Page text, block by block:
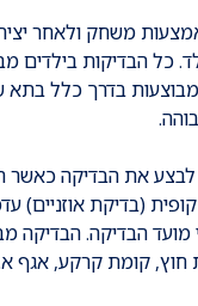
משחק ולאחר
כל הבדיקות בילדים
בדרך כלל בתא
את הבדיקה כאשר
(בדיקת אוזניים)
מועד הבדיקה. הבדיקה
חוץ, קומת קרקע, אגף